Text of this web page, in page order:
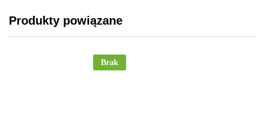
Produkty powiązane
Brak